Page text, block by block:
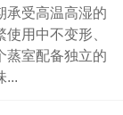
承受高温高湿的
用中不变形、
蒸室配备独立的
...